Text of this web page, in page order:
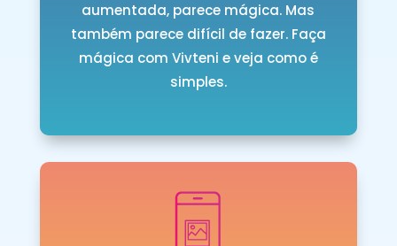
aumentada, parece mágica. Mas
também parece difícil de fazer. Faça
mágica com Vivteni e veja como é
simples.